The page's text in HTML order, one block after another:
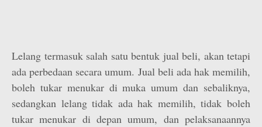
Lelang termasuk salah satu bentuk jual beli, akan tetapi
ada perbedaan secara umum. Jual beli ada hak memilih,
boleh tukar menukar di muka umum dan sebaliknya,
sedangkan lelang tidak ada hak memilih, tidak boleh
tukar menukar di depan umum, dan pelaksanaannya